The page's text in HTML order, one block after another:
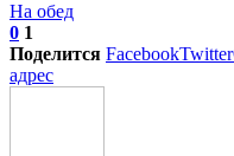
На обед
0 1
Поделится FacebookTwitter
адрес